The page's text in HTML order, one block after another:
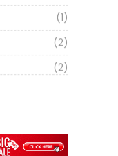
(1)
(2)
(2)